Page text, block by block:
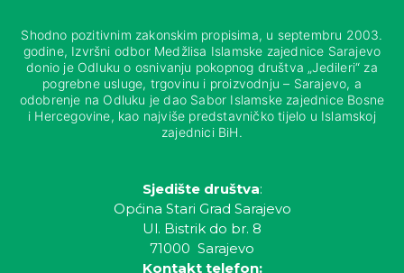
Shodno pozitivnim zakonskim propisima, u septembru 2003.
godine, Izvršni odbor Medžlisa Islamske zajednice Sarajevo
donio je Odluku o osnivanju pokopnog društva „Jedileri“ za
pogrebne usluge, trgovinu i proizvodnju – Sarajevo, a
odobrenje na Odluku je dao Sabor Islamske zajednice Bosne
i Hercegovine, kao najviše predstavničko tijelo u Islamskoj
zajednici BiH.
Sjedište društva:
Općina Stari Grad Sarajevo
Ul. Bistrik do br. 8
71000 Sarajevo
Kontakt telefon: